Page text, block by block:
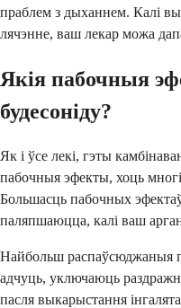
праблем з дыханнем. Калі
лячэнне, ваш лекар можа
Якія пабочныя
будесоніду?
Як і ўсе лекі, гэты
пабочныя эфекты, хоць
Большасць пабочных эфектаў
паляпшаюцца, калі ваш
Найбольш распаўсюджаныя
адчуць, уключаюць
пасля выкарыстання